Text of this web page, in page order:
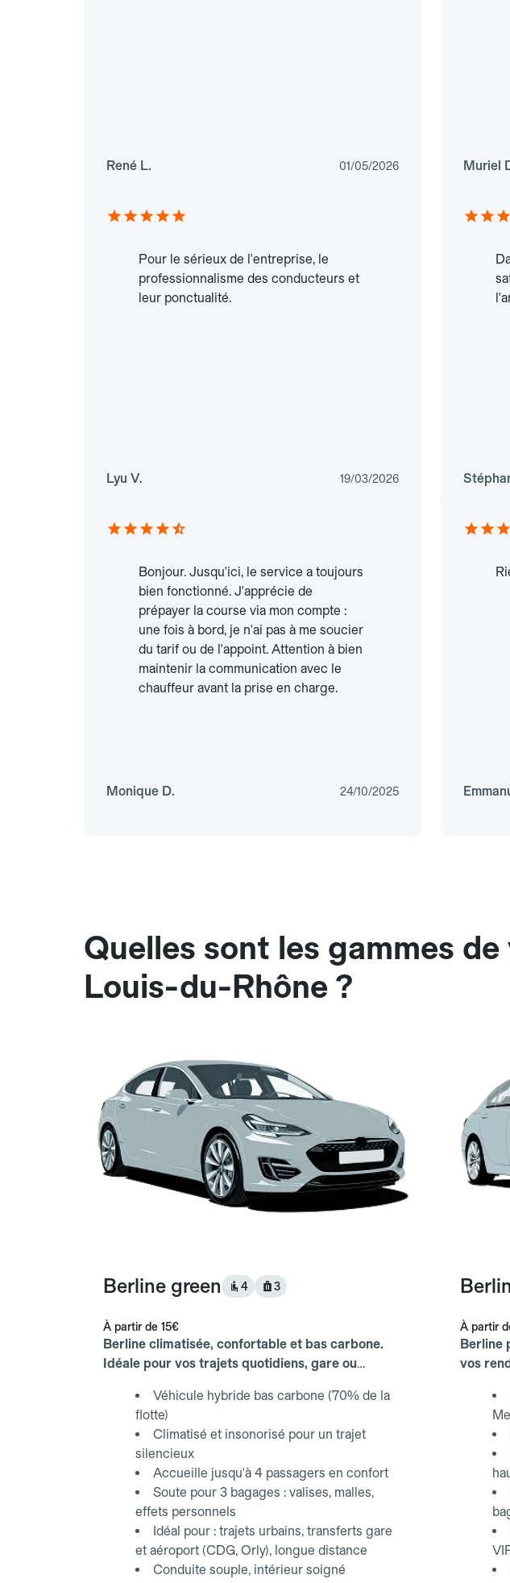
René L. 01/05/2026 Muriel
Pour le sérieux de l'entreprise, le
professionnalisme des conducteurs et
leur ponctualité.
Lyu V. 19/03/2026
Bonjour. Jusqu'ici, le service a toujours
bien fonctionné. J'apprécie de
prépayer la course via mon compte :
une fois à bord, je n'ai pas à me soucier
du tarif ou de l'appoint. Attention à bien
maintenir la communication avec le
chauffeur avant la prise en charge.
Monique D. 24/10/2025
Quelles sont les gammes
Louis-du-Rhône ?
Berline green 4 3
À partir de 15€
Berline climatisée, confortable et bas carbone.
Idéale pour vos trajets quotidiens, gare ou
Véhicule hybride bas carbone (70% de la
flotte)
Climatisé et insonorisé pour un trajet
silencieux
Accueille jusqu'à 4 passagers en confort
Soute pour 3 bagages : valises, malles,
effets personnels
Idéal pour : trajets urbains, transferts gare
et aéroport (CDG, Orly), longue distance
Conduite souple, intérieur soigné
À partir
Berline
vos